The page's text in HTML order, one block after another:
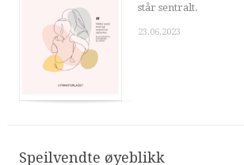
står sentralt.
23.06.2023
Speilvendte øyeblikk